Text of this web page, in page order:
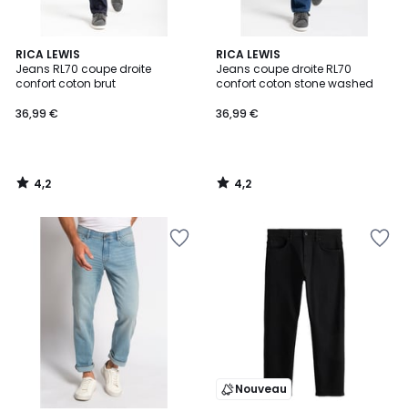
RICA LEWIS
Jeans RL70 coupe droite
confort coton brut
€.
36,99 €
4,2
/ 5
4,2
/
RICA LEWIS
Jeans coupe droite RL70
confort coton stone washed
36,99 €
4,2
/ 5
4,2
/
Nouveau